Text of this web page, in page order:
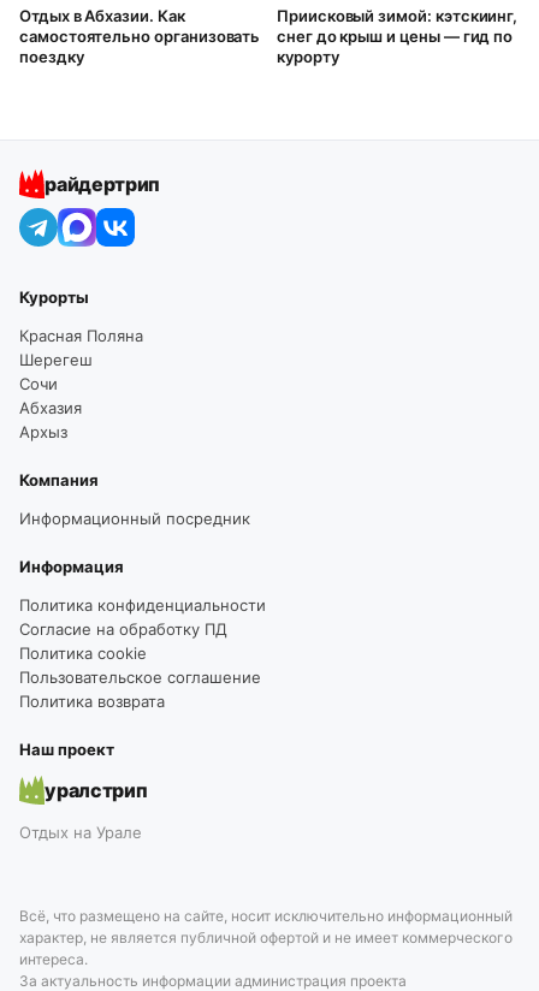
Отдых в Абхазии. Как
самостоятельно организовать
поездку
Приисковый зимой: кэтскиинг,
снег до крыш и цены — гид по
курорту
райдертрип
Курорты
Красная Поляна
Шерегеш
Сочи
Абхазия
Архыз
Компания
Информационный посредник
Информация
Политика конфиденциальности
Согласие на обработку ПД
Политика cookie
Пользовательское соглашение
Политика возврата
Наш проект
уралстрип
Отдых на Урале
Всё, что размещено на сайте, носит исключительно информационный
характер, не является публичной офертой и не имеет коммерческого
интереса.
За актуальность информации администрация проекта